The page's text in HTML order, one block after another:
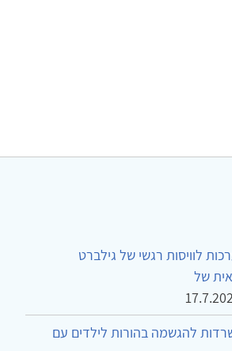
לוויסות רגשי של גילברט
של
להגשמה בהורות לילדים עם